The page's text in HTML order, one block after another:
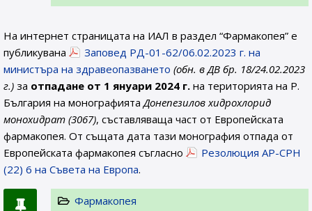
На интернет страницата на ИАЛ в раздел “Фармакопея” е
публикувана
Заповед РД-01-62/06.02.2023 г. на
министъра на здравеопазването (обн. в ДВ бр. 18/24.02.2023
г.) за отпадане от 1 януари 2024 г. на територията на Р.
България на монографиятаДонепезилов хидрохлорид
монохидрат (3067), съставляваща част от Европейската
фармакопея. От същата дата тази монография отпада от
Европейската фармакопея съгласно
Резолюция AP-CPH
(22) 6 на Съвета на Европа.
Фармакопея